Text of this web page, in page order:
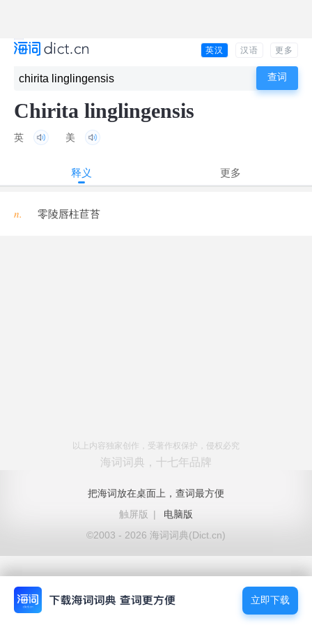
英汉 汉语 更多
Chirita linglingensis
英 美
释义 更多
n. 零陵唇柱苣苔
以上内容独家创作，受著作权保护，侵权必究
海词词典，十七年品牌
把海词放在桌面上，查词最方便
触屏版
|
电脑版
©2003 - 2026 海词词典(Dict.cn)
立即下载
立即下载